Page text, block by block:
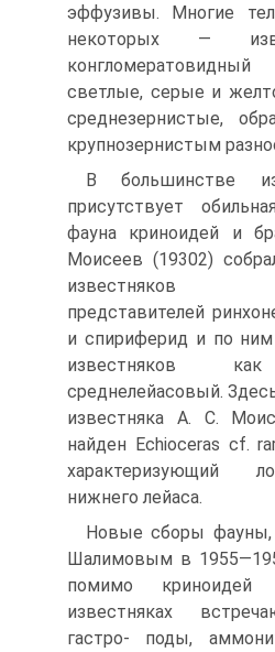
эффузивы. Многие
некоторых —
светлые, серые и
сред­незернистые,
крупнозернистым
В большинстве
присутствует
фауна криноидей и
Моисеев (19302)
извест­няков
представителей
и спириферид и по ним
известняков
среднелейасовый.
известняка А. С.
найден Echioceras cf.
характеризующий
нижнего лейаса.
Новые сборы
Шалимовым в
помимо
известняках
гастро- поды,